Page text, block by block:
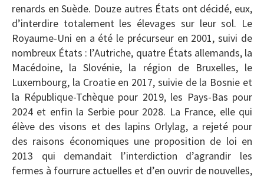
renards en Suède. Douze autres États ont décidé, eux,
d’interdire totalement les élevages sur leur sol. Le
Royaume-Uni en a été le précurseur en 2001, suivi de
nombreux États : l’Autriche, quatre États allemands, la
Macédoine, la Slovénie, la région de Bruxelles, le
Luxembourg, la Croatie en 2017, suivie de la Bosnie et
la République-Tchèque pour 2019, les Pays-Bas pour
2024 et enfin la Serbie pour 2028. La France, elle qui
élève des visons et des lapins Orlylag, a rejeté pour
des raisons économiques une proposition de loi en
2013 qui demandait l’interdiction d’agrandir les
fermes à fourrure actuelles et d’en ouvrir de nouvelles,